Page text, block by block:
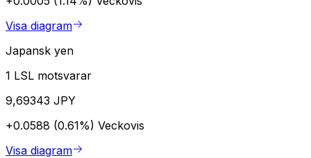
Visa diagram
Japansk yen
1 LSL motsvarar
9,69343 JPY
+0.0588 (0.61%) Veckovis
Visa diagram